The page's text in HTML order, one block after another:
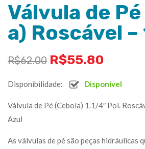
Válvula de
a) Roscável –
R$62.00 R$55.80
Disponibilidade: Disponível
Válvula de Pé (Cebola) 1.1/4″ Pol.
Azul
As válvulas de pé são peças hidráulicas